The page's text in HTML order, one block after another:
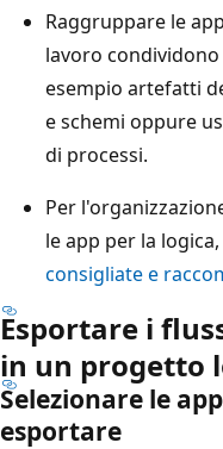
Raggruppare le
lavoro
esempio artefatti
e schemi oppure
di processi.
Per
le app per la
consigliate e
Esportare i
in un progetto
Selezionare le
esportare